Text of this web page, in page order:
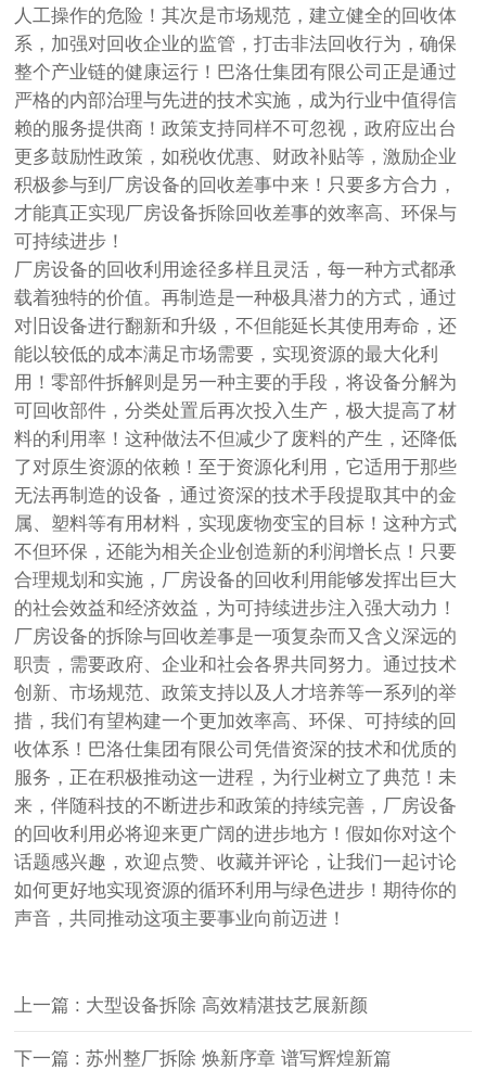
人工操作的危险！其次是市场规范，建立健全的回收体
系，加强对回收企业的监管，打击非法回收行为，确保
整个产业链的健康运行！巴洛仕集团有限公司正是通过
严格的内部治理与先进的技术实施，成为行业中值得信
赖的服务提供商！政策支持同样不可忽视，政府应出台
更多鼓励性政策，如税收优惠、财政补贴等，激励企业
积极参与到厂房设备的回收差事中来！只要多方合力，
才能真正实现厂房设备拆除回收差事的效率高、环保与
可持续进步！
厂房设备的回收利用途径多样且灵活，每一种方式都承
载着独特的价值。再制造是一种极具潜力的方式，通过
对旧设备进行翻新和升级，不但能延长其使用寿命，还
能以较低的成本满足市场需要，实现资源的最大化利
用！零部件拆解则是另一种主要的手段，将设备分解为
可回收部件，分类处置后再次投入生产，极大提高了材
料的利用率！这种做法不但减少了废料的产生，还降低
了对原生资源的依赖！至于资源化利用，它适用于那些
无法再制造的设备，通过资深的技术手段提取其中的金
属、塑料等有用材料，实现废物变宝的目标！这种方式
不但环保，还能为相关企业创造新的利润增长点！只要
合理规划和实施，厂房设备的回收利用能够发挥出巨大
的社会效益和经济效益，为可持续进步注入强大动力！
厂房设备的拆除与回收差事是一项复杂而又含义深远的
职责，需要政府、企业和社会各界共同努力。通过技术
创新、市场规范、政策支持以及人才培养等一系列的举
措，我们有望构建一个更加效率高、环保、可持续的回
收体系！巴洛仕集团有限公司凭借资深的技术和优质的
服务，正在积极推动这一进程，为行业树立了典范！未
来，伴随科技的不断进步和政策的持续完善，厂房设备
的回收利用必将迎来更广阔的进步地方！假如你对这个
话题感兴趣，欢迎点赞、收藏并评论，让我们一起讨论
如何更好地实现资源的循环利用与绿色进步！期待你的
声音，共同推动这项主要事业向前迈进！
上一篇 : 大型设备拆除 高效精湛技艺展新颜
下一篇 : 苏州整厂拆除 焕新序章 谱写辉煌新篇